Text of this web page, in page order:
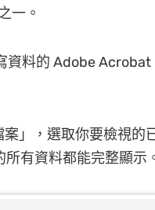
一。
資料的 Adobe Acrobat
」，選取你要檢視的
有資料都能完整顯示